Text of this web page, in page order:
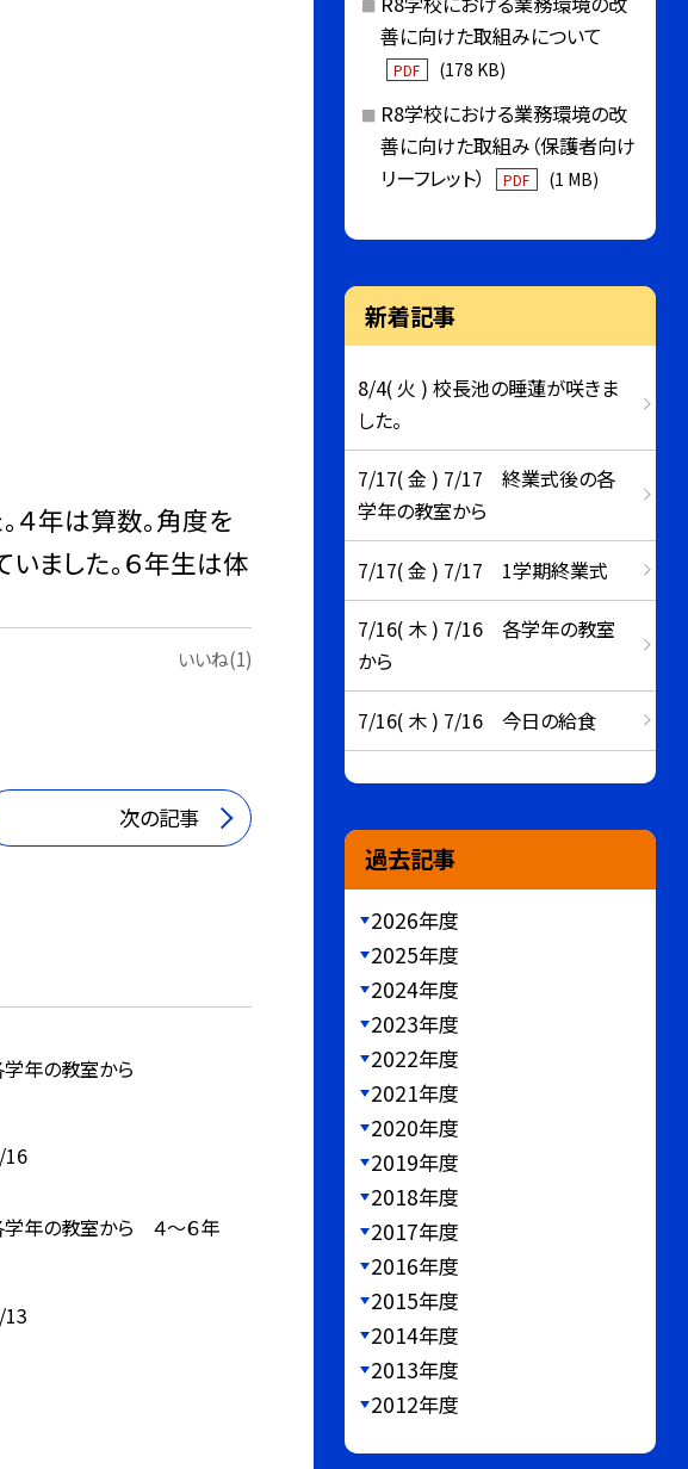
４年は算数。角度を
ました。６年生は体
いいね(1)
次の記事
年の教室から
年の教室から ４～６年
善に向けた取組みについて
PDF (178 KB)
R8学校における業務環境の改
善に向けた取組み（保護者向け
リーフレット）
PDF (1 MB)
新着記事
8/4( 火 ) 校長池の睡蓮が咲きま
した。
7/17( 金 ) 7/17 終業式後の各
学年の教室から
7/17( 金 ) 7/17 1学期終業式
7/16( 木 ) 7/16 各学年の教室
から
7/16( 木 ) 7/16 今日の給食
過去記事
2026年度
2025年度
2024年度
2023年度
2022年度
2021年度
2020年度
2019年度
2018年度
2017年度
2016年度
2015年度
2014年度
2013年度
2012年度